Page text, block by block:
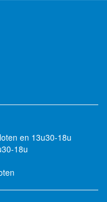
en 13u30-18u
18u